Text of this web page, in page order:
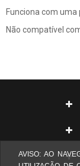
Funciona com uma
Não compatível
AVISO: AO